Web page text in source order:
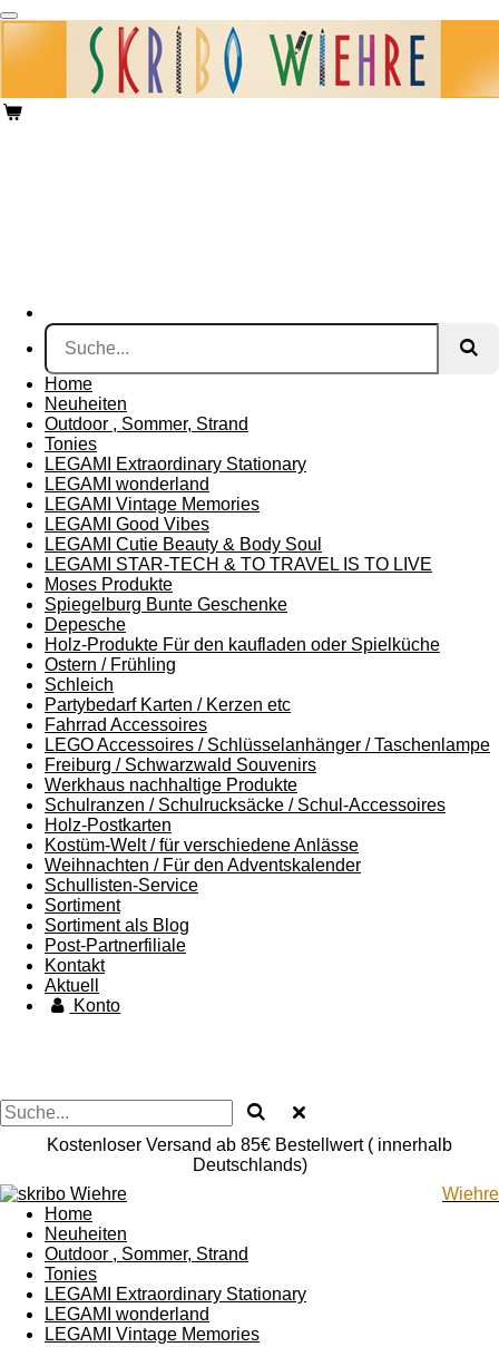
Zum
Hauptinhalt
springen
Home
Neuheiten
Outdoor , Sommer, Strand
Tonies
LEGAMI Extraordinary Stationary
LEGAMI wonderland
LEGAMI Vintage Memories
LEGAMI Good Vibes
LEGAMI Cutie Beauty & Body Soul
LEGAMI STAR-TECH & TO TRAVEL IS TO LIVE
Moses Produkte
Spiegelburg Bunte Geschenke
Depesche
Holz-Produkte Für den kaufladen oder Spielküche
Ostern / Frühling
Schleich
Partybedarf Karten / Kerzen etc
Fahrrad Accessoires
LEGO Accessoires / Schlüsselanhänger / Taschenlampe
Freiburg / Schwarzwald Souvenirs
Werkhaus nachhaltige Produkte
Schulranzen / Schulrucksäcke / Schul-Accessoires
Holz-Postkarten
Kostüm-Welt / für verschiedene Anlässe
Weihnachten / Für den Adventskalender
Schullisten-Service
Sortiment
Sortiment als Blog
Post-Partnerfiliale
Kontakt
Aktuell
Konto
Kostenloser Versand ab 85€ Bestellwert ( innerhalb
Deutschlands)
Wiehre
Home
Neuheiten
Outdoor , Sommer, Strand
Tonies
LEGAMI Extraordinary Stationary
LEGAMI wonderland
LEGAMI Vintage Memories